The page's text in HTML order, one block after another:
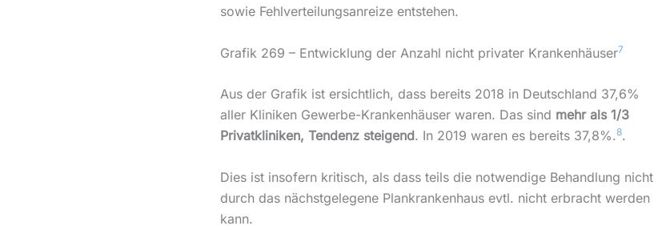
sowie Fehlverteilungsanreize entstehen.
Grafik 269 – Entwicklung der Anzahl nicht privater Krankenhäuser7
Aus der Grafik ist ersichtlich, dass bereits 2018 in Deutschland 37,6%
aller Kliniken Gewerbe-Krankenhäuser waren. Das sind mehr als 1/3
Privatkliniken, Tendenz steigend. In 2019 waren es bereits 37,8%.8.
Dies ist insofern kritisch, als dass teils die notwendige Behandlung nicht
durch das nächstgelegene Plankrankenhaus evtl. nicht erbracht werden
kann.